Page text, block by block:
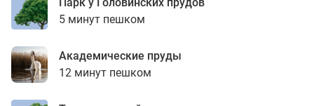
5 минут пешком
Академические пруды
12 минут пешком